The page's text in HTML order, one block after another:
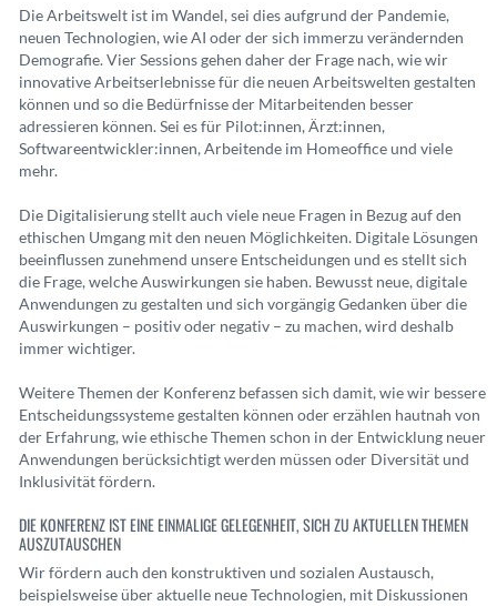
Die Arbeitswelt ist im Wandel, sei dies aufgrund der Pandemie,
neuen Technologien, wie AI oder der sich immerzu verändernden
Demografie. Vier Sessions gehen daher der Frage nach, wie wir
innovative Arbeitserlebnisse für die neuen Arbeitswelten gestalten
können und so die Bedürfnisse der Mitarbeitenden besser
adressieren können. Sei es für Pilot:innen, Ärzt:innen,
Softwareentwickler:innen, Arbeitende im Homeoffice und viele
mehr.
Die Digitalisierung stellt auch viele neue Fragen in Bezug auf den
ethischen Umgang mit den neuen Möglichkeiten. Digitale Lösungen
beeinflussen zunehmend unsere Entscheidungen und es stellt sich
die Frage, welche Auswirkungen sie haben. Bewusst neue, digitale
Anwendungen zu gestalten und sich vorgängig Gedanken über die
Auswirkungen – positiv oder negativ – zu machen, wird deshalb
immer wichtiger.
Weitere Themen der Konferenz befassen sich damit, wie wir bessere
Entscheidungssysteme gestalten können oder erzählen hautnah von
der Erfahrung, wie ethische Themen schon in der Entwicklung neuer
Anwendungen berücksichtigt werden müssen oder Diversität und
Inklusivität fördern.
DIE KONFERENZ IST EINE EINMALIGE GELEGENHEIT, SICH ZU AKTUELLEN THEMEN
AUSZUTAUSCHEN
Wir fördern auch den konstruktiven und sozialen Austausch,
beispielsweise über aktuelle neue Technologien, mit Diskussionen